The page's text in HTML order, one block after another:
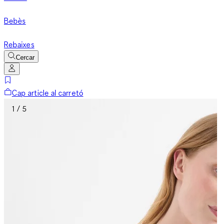
Bebès
Rebaixes
Cercar
Cap article al carretó
1 / 5